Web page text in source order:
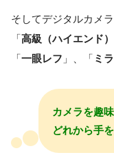
そしてデジタルカメ
「高級（ハイエンド
「一眼レフ 」、「 ミ
カメラを趣
どれから手